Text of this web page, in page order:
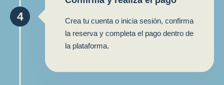
Crea tu cuenta o inicia sesión, confirma
la reserva y completa el pago dentro de
la plataforma.
4